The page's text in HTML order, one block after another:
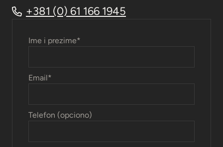
+381 (0) 61 166 1945
Ime i prezime*
Email*
Telefon (opciono)